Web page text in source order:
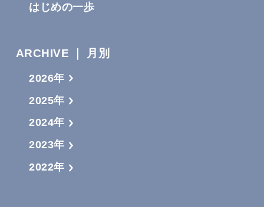
はじめの一歩
ARCHIVE ｜ 月別
2026年
2025年
2024年
2023年
2022年